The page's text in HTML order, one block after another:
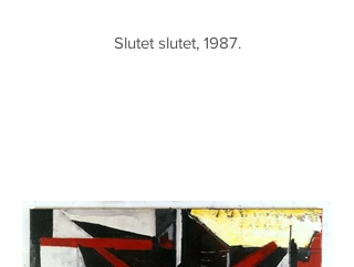
Slutet slutet, 1987.